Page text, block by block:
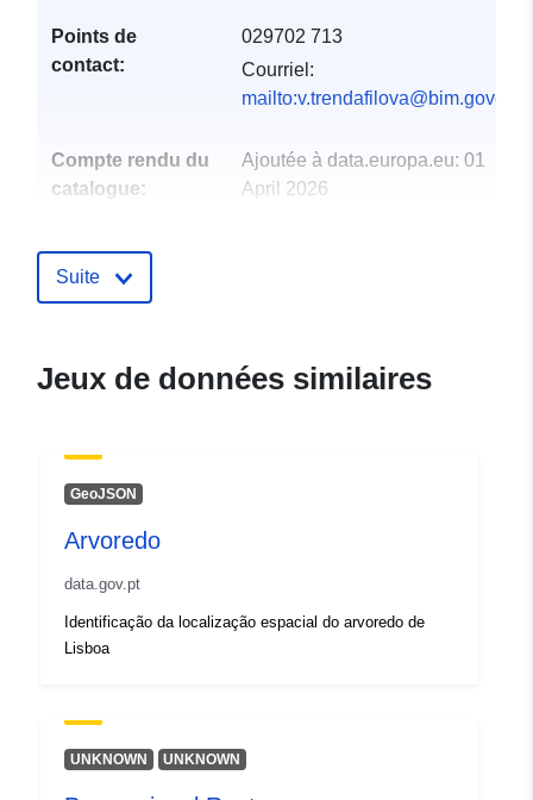
Points de
contact:
029702 713
Courriel:
Compte rendu du
catalogue:
Ajoutée à data.europa.eu: 01
April 2026
Suite
Jeux de données similaires
GeoJSON
Arvoredo
data.gov.pt
Identificação da localização espacial do arvoredo de
Lisboa
UNKNOWN UNKNOWN